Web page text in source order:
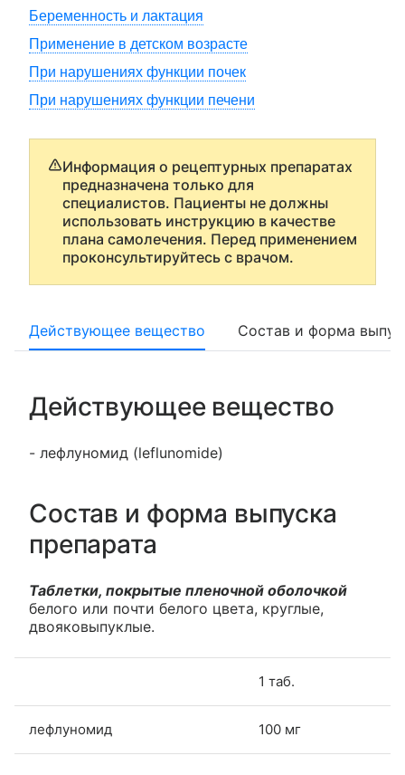
Беременность и лактация
Применение в детском возрасте
При нарушениях функции почек
При нарушениях функции печени
Информация о рецептурных препаратах
предназначена только для
специалистов. Пациенты не должны
использовать инструкцию в качестве
плана самолечения. Перед применением
проконсультируйтесь с врачом.
Действующее вещество Состав и форма
Действующее вещество
- лефлуномид (leflunomide)
Состав и форма выпуска
препарата
Таблетки, покрытые пленочной оболочкой
белого или почти белого цвета, круглые,
двояковыпуклые.
1 таб.
лефлуномид 100 мг